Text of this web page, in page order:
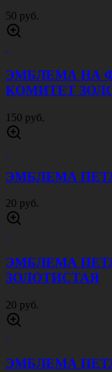
50 руб.
ЭМБЛЕМА НА
КОМИТЕТ
150 руб.
ЭМБЛЕМА
20 руб.
ЭМБЛЕМА
ЗОЛОТИСТАЯ
20 руб.
ЭМБЛЕМА